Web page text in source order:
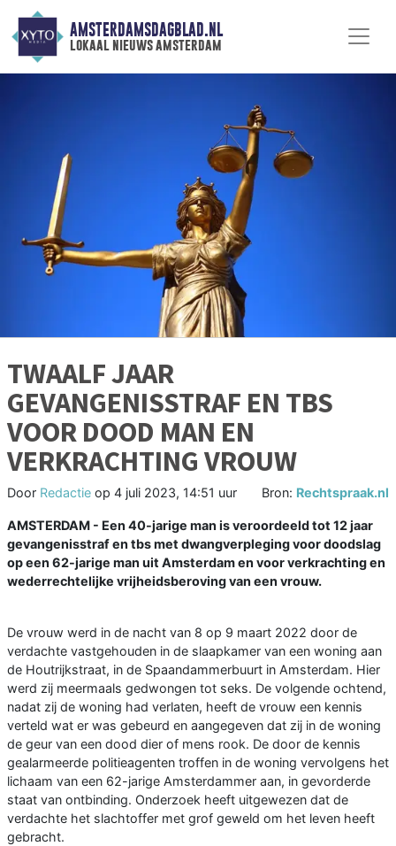
AMSTERDAMSDAGBLAD.NL
lokaal nieuws amsterdam
TWAALF JAAR
GEVANGENISSTRAF EN TBS
VOOR DOOD MAN EN
VERKRACHTING VROUW
Door Redactie op 4 juli 2023, 14:51 uur Bron: Rechtspraak.nl
AMSTERDAM - Een 40-jarige man is veroordeeld tot 12 jaar
gevangenisstraf en tbs met dwangverpleging voor doodslag
op een 62-jarige man uit Amsterdam en voor verkrachting en
wederrechtelijke vrijheidsberoving van een vrouw.
De vrouw werd in de nacht van 8 op 9 maart 2022 door de
verdachte vastgehouden in de slaapkamer van een woning aan
de Houtrijkstraat, in de Spaandammerbuurt in Amsterdam. Hier
werd zij meermaals gedwongen tot seks. De volgende ochtend,
nadat zij de woning had verlaten, heeft de vrouw een kennis
verteld wat er was gebeurd en aangegeven dat zij in de woning
de geur van een dood dier of mens rook. De door de kennis
gealarmeerde politieagenten troffen in de woning vervolgens het
lichaam van een 62-jarige Amsterdammer aan, in gevorderde
staat van ontbinding. Onderzoek heeft uitgewezen dat de
verdachte het slachtoffer met grof geweld om het leven heeft
gebracht.